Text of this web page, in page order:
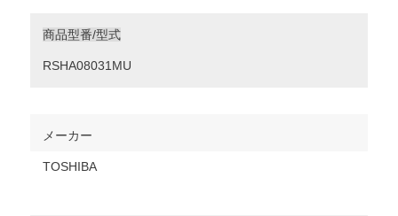
商品型番/型式
RSHA08031MU
メーカー
TOSHIBA